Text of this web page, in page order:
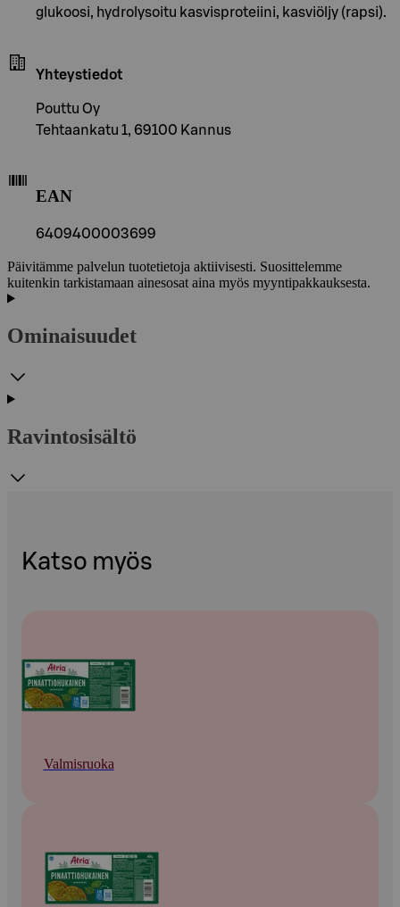
glukoosi, hydrolysoitu kasvisproteiini, kasviöljy (rapsi).
Yhteystiedot
Pouttu Oy
Tehtaankatu 1, 69100 Kannus
EAN
6409400003699
Päivitämme palvelun tuotetietoja aktiivisesti. Suosittelemme
kuitenkin tarkistamaan ainesosat aina myös myyntipakkauksesta.
Ominaisuudet
Ravintosisältö
Katso myös
Valmisruoka